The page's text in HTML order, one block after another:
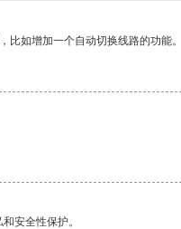
如增加一个自动切换线路的功能。
安全性保护。